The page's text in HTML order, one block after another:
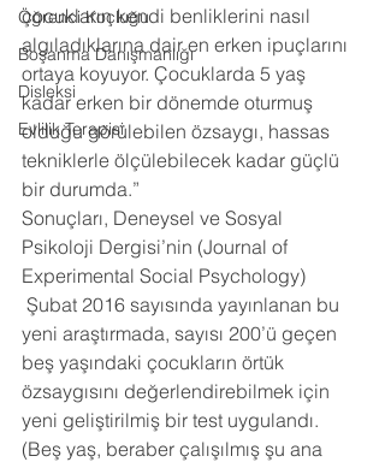
Öğrenci Koçluğu
Boşanma Danışmanlığı
Disleksi
Evlilik Terapisi
çocukların kendi benliklerini nasıl
algıladıklarına dair en erken ipuçlarını
ortaya koyuyor. Çocuklarda 5 yaş
kadar erken bir dönemde oturmuş
olduğu görülebilen özsaygı, hassas
tekniklerle ölçülebilecek kadar güçlü
bir durumda.”
Sonuçları, Deneysel ve Sosyal
Psikoloji Dergisi’nin (Journal of
Experimental Social Psychology)
Şubat 2016 sayısında yayınlanan bu
yeni araştırmada, sayısı 200’ü geçen
beş yaşındaki çocukların örtük
özsaygısını değerlendirebilmek için
yeni geliştirilmiş bir test uygulandı.
(Beş yaş, beraber çalışılmış şu ana